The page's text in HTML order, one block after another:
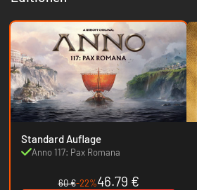
Standard Auflage
Anno 117: Pax Romana
60 €-22%46.79 €